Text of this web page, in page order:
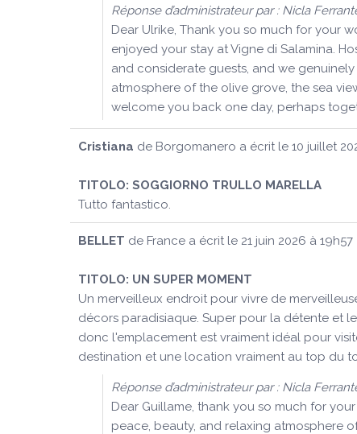
Réponse d’administrateur par : Nicla
Dear Ulrike, Thank you so much for your
enjoyed your stay at Vigne di Salamina.
and considerate guests, and we
atmosphere of the olive grove, the sea
welcome you back one day, perhaps
Cristiana de Borgomanero a écrit le 10 juillet
TITOLO: SOGGIORNO TRULLO MARELLA
Tutto fantastico.
BELLET de France a écrit le 21 juin 2026 à 19h57
TITOLO: UN SUPER MOMENT
Un merveilleux endroit pour vivre de
décors paradisiaque. Super pour la détente et
donc l'emplacement est vraiment idéal pour
destination et une location vraiment au top du
Réponse d’administrateur par : Nicla
Dear Guillame, thank you so much for
peace, beauty, and relaxing atmosphere